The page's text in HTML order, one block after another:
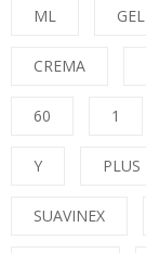
ML GEL
CREMA
60 1
Y PLUS
SUAVINEX